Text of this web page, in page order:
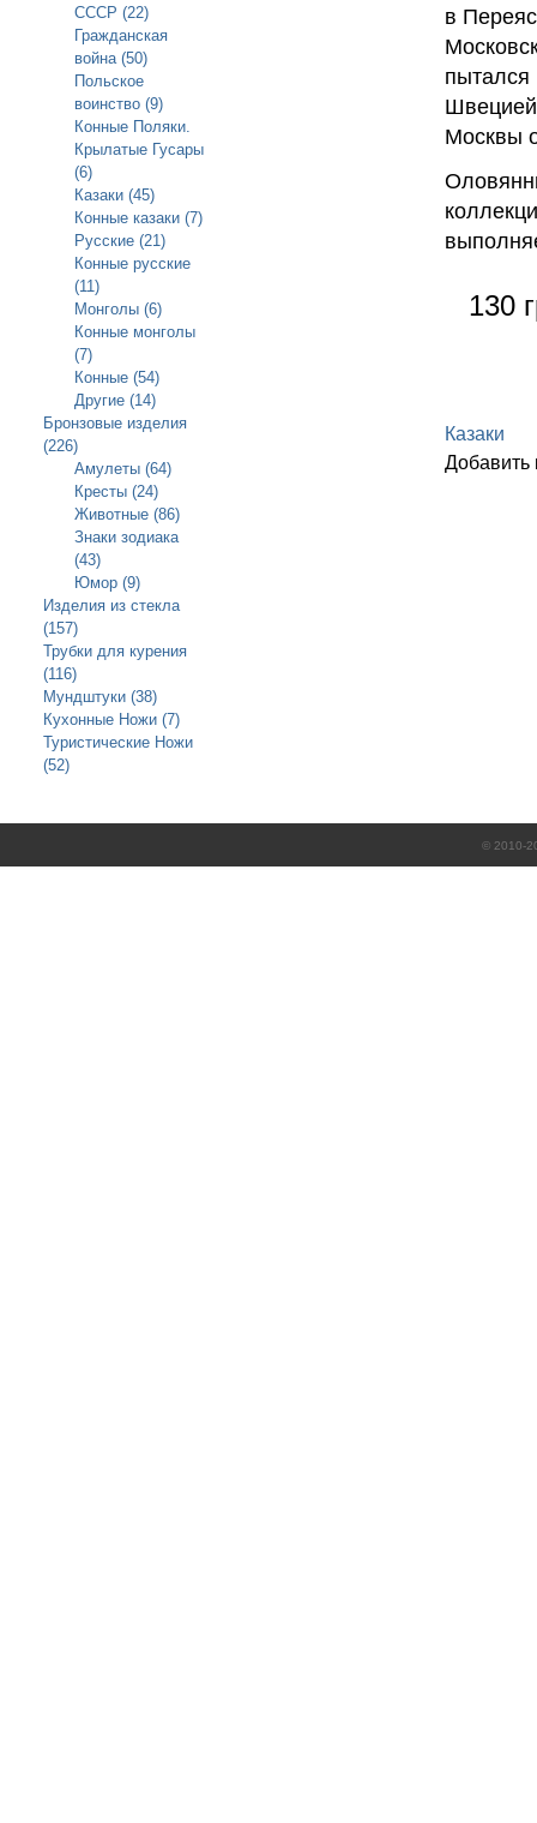
СССР (22)
Гражданская
война (50)
Польское
воинство (9)
Конные Поляки.
Крылатые Гусары
(6)
Казаки (45)
Конные казаки (7)
Русские (21)
Конные русские
(11)
Монголы (6)
Конные монголы
(7)
Конные (54)
Другие (14)
Бронзовые изделия
(226)
Амулеты (64)
Кресты (24)
Животные (86)
Знаки зодиака
(43)
Юмор (9)
Изделия из стекла
(157)
Трубки для курения
(116)
Мундштуки (38)
Кухонные Ножи (7)
Туристические Ножи
(52)
в
пытался
Москвы
130
Казаки
Добавить
© 2010-